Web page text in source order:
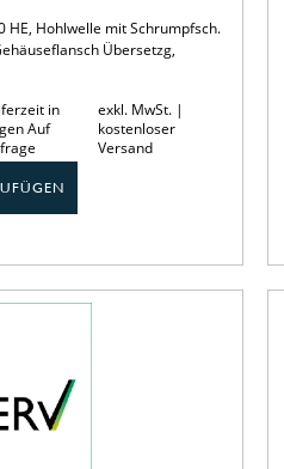
HE, Hohlwelle mit Schrumpfsch.
Übersetzg,
in
Auf
exkl. MwSt. |
kostenloser
Versand